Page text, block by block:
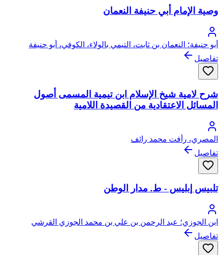
وصية الإمام أبي حنيفة النعمان
أبو حنيفة؛ النعمان بن ثابت، التيمي بالولاء، الكوفي، أبو حنيفة
تفاصيل
شرح لامية شيخ الإسلام ابن تيمية المسمى أصول
المسائل الاعتقادية من القصيدة اللامية
المصري، رأفت محمد رائف
تفاصيل
تلبيس إبليس - ط. مدار الوطن
ابن الجوزي؛ عبد الرحمن بن علي بن محمد الجوزي القرشي
البغدادي، أبو الفرج
تفاصيل